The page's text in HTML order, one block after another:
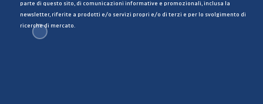
parte di questo sito, di comunicazioni informative e promozionali, inclusa la
newsletter, riferite a prodotti e/o servizi propri e/o di terzi e per lo svolgimento di
ricerche di mercato.